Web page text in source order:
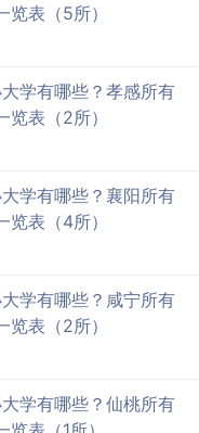
览表（5所）
学有哪些？孝感所有
览表（2所）
学有哪些？襄阳所有
览表（4所）
学有哪些？咸宁所有
览表（2所）
学有哪些？仙桃所有